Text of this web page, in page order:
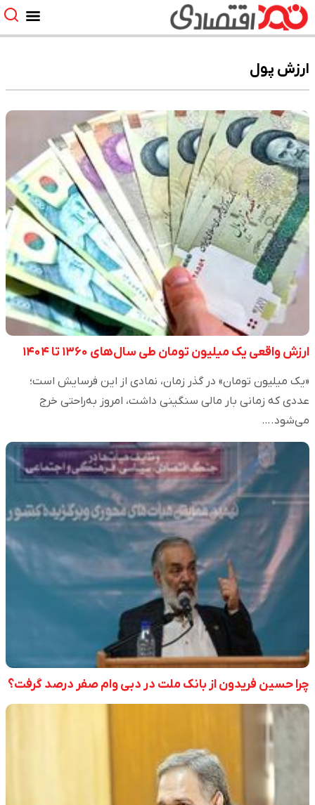
ارزش پول
ارزش واقعی یک میلیون تومان طی سال‌های ۱۳۶۰ تا ۱۴۰۴
«یک میلیون تومان» در گذر زمان، نمادی از این فرسایش است؛
عددی که زمانی بار مالی سنگینی داشت، امروز به‌راحتی خرج
می‌شود.…
چرا حسین فریدون از بانک ملت در دبی وام صفر درصد گرفت؟